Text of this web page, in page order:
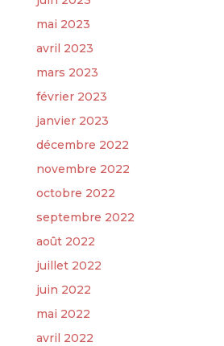
mai 2023
avril 2023
mars 2023
février 2023
janvier 2023
décembre 2022
novembre 2022
octobre 2022
septembre 2022
août 2022
juillet 2022
juin 2022
mai 2022
avril 2022